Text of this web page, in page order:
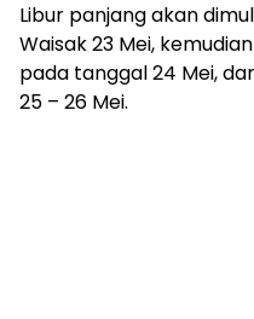
Libur panjang akan
Waisak 23 Mei,
pada tanggal 24 Mei,
25 – 26 Mei.